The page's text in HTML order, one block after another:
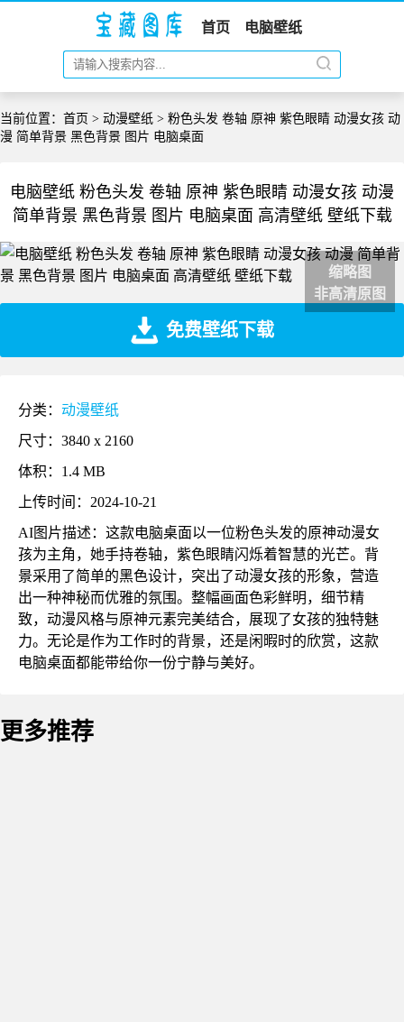
首页 电脑壁纸
当前位置： 首页 > 动漫壁纸 > 粉色头发 卷轴 原神 紫色眼睛 动漫女孩 动
漫 简单背景 黑色背景 图片 电脑桌面
电脑壁纸 粉色头发 卷轴 原神 紫色眼睛 动漫女孩 动漫
简单背景 黑色背景 图片 电脑桌面 高清壁纸 壁纸下载
缩略图
非高清原图
免费壁纸下载
分类： 动漫壁纸
尺寸：3840 x 2160
体积：1.4 MB
上传时间：2024-10-21
AI图片描述：这款电脑桌面以一位粉色头发的原神动漫女
孩为主角，她手持卷轴，紫色眼睛闪烁着智慧的光芒。背
景采用了简单的黑色设计，突出了动漫女孩的形象，营造
出一种神秘而优雅的氛围。整幅画面色彩鲜明，细节精
致，动漫风格与原神元素完美结合，展现了女孩的独特魅
力。无论是作为工作时的背景，还是闲暇时的欣赏，这款
电脑桌面都能带给你一份宁静与美好。
更多推荐